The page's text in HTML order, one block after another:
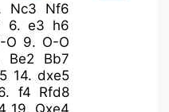
Nc3
Nf6
6.e3 h6
O 9. O-O
Be2
Bb7
14.dxe5
f4 Rfd8
19. Qxe4